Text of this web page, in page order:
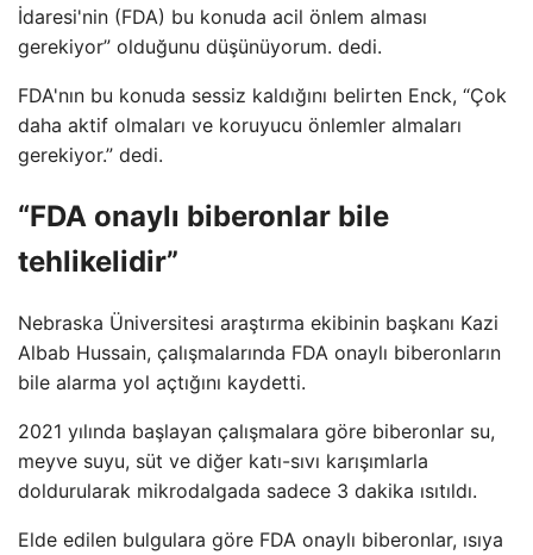
İdaresi'nin (FDA) bu konuda acil önlem alması
gerekiyor” olduğunu düşünüyorum. dedi.
FDA'nın bu konuda sessiz kaldığını belirten Enck, “Çok
daha aktif olmaları ve koruyucu önlemler almaları
gerekiyor.” dedi.
“FDA onaylı biberonlar bile
tehlikelidir”
Nebraska Üniversitesi araştırma ekibinin başkanı Kazi
Albab Hussain, çalışmalarında FDA onaylı biberonların
bile alarma yol açtığını kaydetti.
2021 yılında başlayan çalışmalara göre biberonlar su,
meyve suyu, süt ve diğer katı-sıvı karışımlarla
doldurularak mikrodalgada sadece 3 dakika ısıtıldı.
Elde edilen bulgulara göre FDA onaylı biberonlar, ısıya